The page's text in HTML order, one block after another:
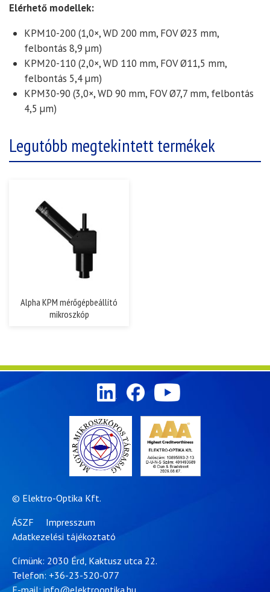
Elérhető modellek:
KPM10-200 (1,0×, WD 200 mm, FOV Ø23 mm,
felbontás 8,9 µm)
KPM20-110 (2,0×, WD 110 mm, FOV Ø11,5 mm,
felbontás 5,4 µm)
KPM30-90 (3,0×, WD 90 mm, FOV Ø7,7 mm, felbontás
4,5 µm)
Legutóbb megtekintett termékek
Alpha KPM mérőgépbeállító
mikroszkóp
© Elektro-Optika Kft.
ÁSZF
Impresszum
Adatkezelési tájékoztató
Címünk: 2030 Érd, Kaktusz utca 22.
Telefon: +36-23-520-077
E-mail: info@elektrooptika.hu